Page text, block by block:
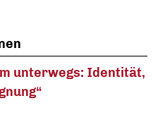
unterwegs: Identität,